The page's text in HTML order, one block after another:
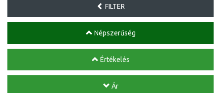
FILTER
Népszerűség
Értékelés
Ár